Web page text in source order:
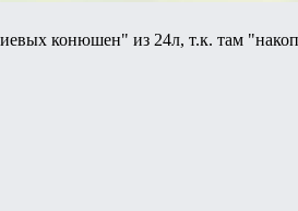
конюшен" из 24л, т.к. там